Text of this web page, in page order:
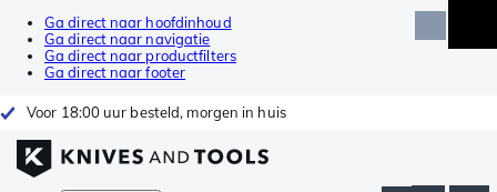
Ga direct naar hoofdinhoud
Ga direct naar navigatie
Ga direct naar productfilters
Ga direct naar footer
Voor 18:00 uur besteld, morgen in huis